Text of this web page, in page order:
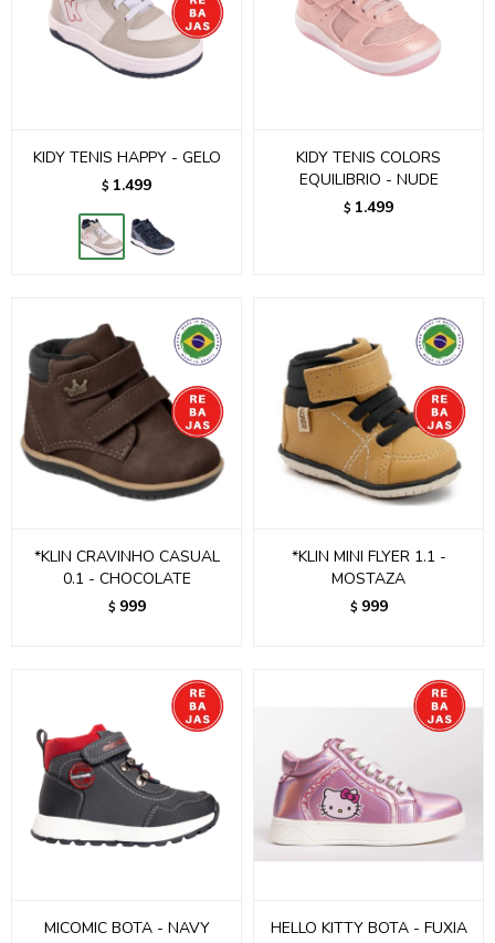
KIDY TENIS HAPPY - GELO
$ 1.499
KIDY TENIS COLORS
EQUILIBRIO - NUDE
$ 1.499
*KLIN CRAVINHO CASUAL
0.1 - CHOCOLATE
$ 999
*KLIN MINI FLYER 1.1 -
MOSTAZA
$ 999
MICOMIC BOTA - NAVY HELLO KITTY BOTA - FUXIA